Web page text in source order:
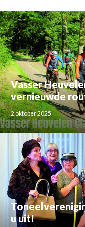
Vasser
vernieuwde
2 oktober 2025
u uit!